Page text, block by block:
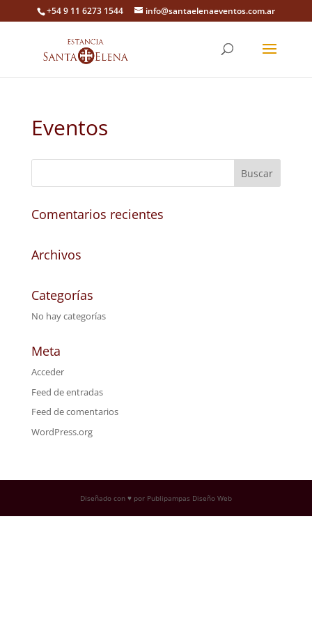
+54 9 11 6273 1544 info@santaelenaeventos.com.ar
Eventos
Comentarios recientes
Archivos
Categorías
No hay categorías
Meta
Acceder
Feed de entradas
Feed de comentarios
WordPress.org
Diseñado con ♥ por Publipampas Diseño Web